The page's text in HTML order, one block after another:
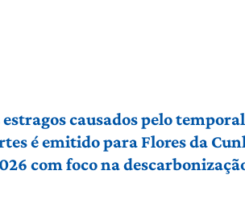
causados pelo
é emitido para Flores da
com foco na